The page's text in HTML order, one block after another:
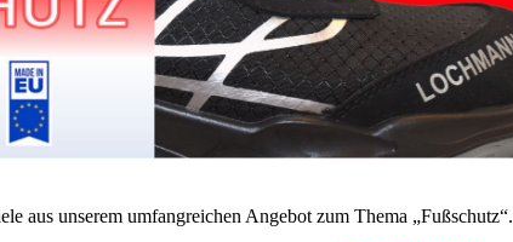
aus unserem umfangreichen Angebot zum Thema „Fußschutz“.